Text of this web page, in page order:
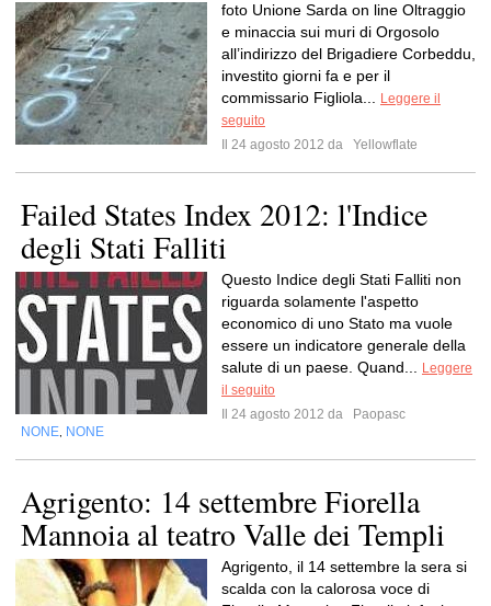
foto Unione Sarda on line Oltraggio
e minaccia sui muri di Orgosolo
all’indirizzo del Brigadiere Corbeddu,
investito giorni fa e per il
commissario Figliola...
Leggere il
seguito
Il 24 agosto 2012 da
Yellowflate
Failed States Index 2012: l'Indice
degli Stati Falliti
Questo Indice degli Stati Falliti non
riguarda solamente l'aspetto
economico di uno Stato ma vuole
essere un indicatore generale della
salute di un paese. Quand...
Leggere
il seguito
Il 24 agosto 2012 da
Paopasc
NONE NONE
Agrigento: 14 settembre Fiorella
Mannoia al teatro Valle dei Templi
Agrigento, il 14 settembre la sera si
scalda con la calorosa voce di